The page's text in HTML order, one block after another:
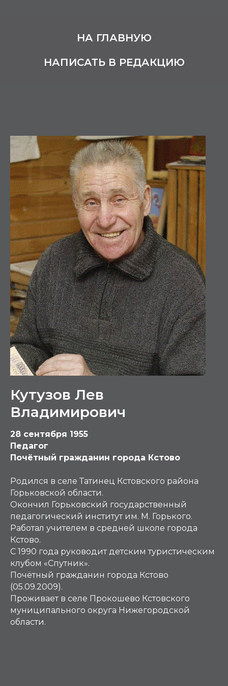
НА ГЛАВНУЮ
НАПИСАТЬ В РЕДАКЦИЮ
Кутузов Лев
Владимирович
28 сентября 1955
Педагог
Почётный гражданин города Кстово
Родился в селе Татинец Кстовского района
Горьковской области.
Окончил Горьковский государственный
педагогический институт им. М. Горького.
Работал учителем в средней школе города
Кстово.
С 1990 года руководит детским туристическим
клубом «Спутник».
Почётный гражданин города Кстово
(05.09.2009).
Проживает в селе Прокошево Кстовского
муниципального округа Нижегородской
области.